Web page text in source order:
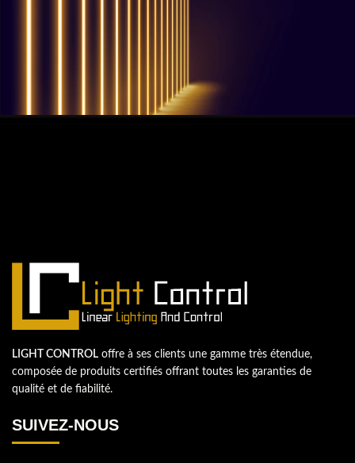
LIGHT CONTROL offre à ses clients une gamme très étendue,
composée de produits certifiés offrant toutes les garanties de
qualité et de fiabilité.
SUIVEZ-NOUS